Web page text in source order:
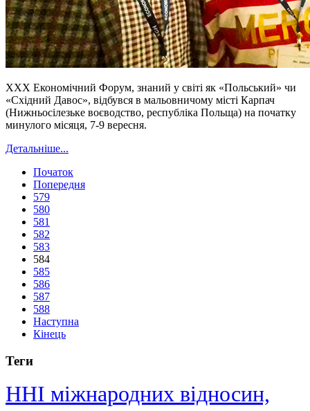
XXX Економічний Форум, знаний у світі як «Польський» чи
«Східний Давос», відбувся в мальовничому місті Карпач
(Нижньосілезьке воєводство, республіка Польща) на початку
минулого місяця, 7-9 вересня.
Детальніше...
Початок
Попередня
579
580
581
582
583
584
585
586
587
588
Наступна
Кінець
Теги
ННІ міжнародних відносин,